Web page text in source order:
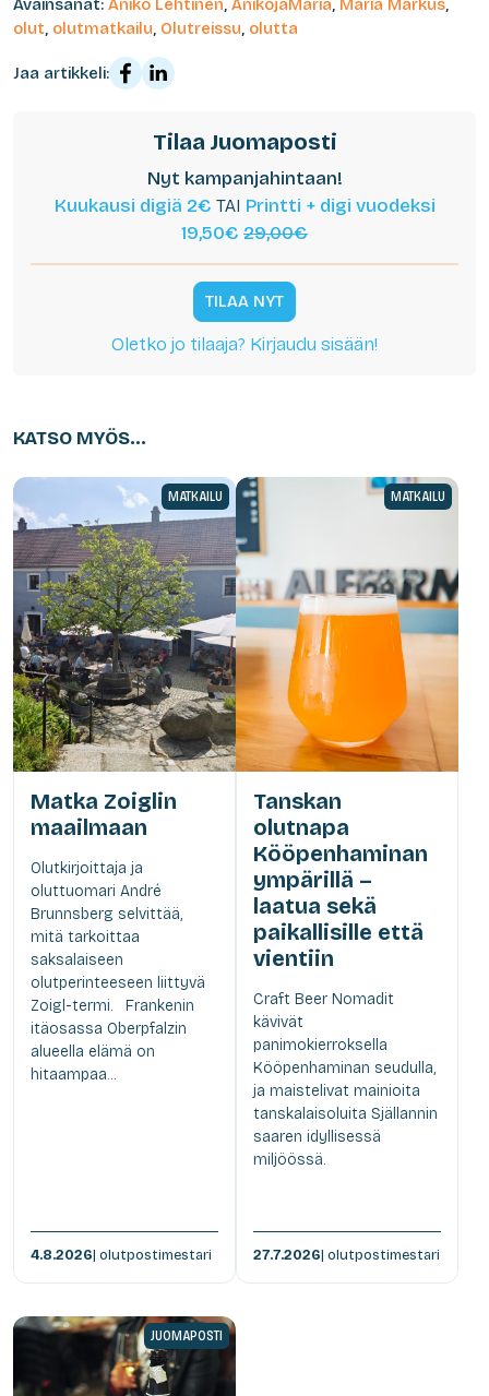
Avainsanat: Anikó Lehtinen, AnikojaMaria, Maria Markus,
olut, olutmatkailu, Olutreissu, olutta
Jaa artikkeli:
Tilaa Juomaposti
Nyt kampanjahintaan!
Kuukausi digiä 2€ TAI Printti + digi vuodeksi
19,50€ 29,00€
TILAA NYT
Oletko jo tilaaja? Kirjaudu sisään!
KATSO MYÖS...
MATKAILU
Matka Zoiglin
maailmaan
Olutkirjoittaja ja
oluttuomari André
Brunnsberg selvittää,
mitä tarkoittaa
saksalaiseen
olutperinteeseen liittyvä
Zoigl-termi. Frankenin
itäosassa Oberpfalzin
alueella elämä on
hitaampaa...
4.8.2026| olutpostimestari
MATKAILU
Tanskan
olutnapa
Kööpenhaminan
ympärillä –
laatua sekä
paikallisille että
vientiin
Craft Beer Nomadit
kävivät
panimokierroksella
Kööpenhaminan seudulla,
ja maistelivat mainioita
tanskalaisoluita Själlannin
saaren idyllisessä
miljöössä.
27.7.2026| olutpostimestari
JUOMAPOSTI